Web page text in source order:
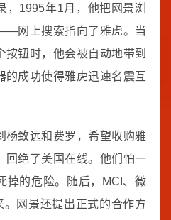
，1995年1月，他把网景浏
网上搜索指向了雅虎。当
按钮时，他会被自动地带到
的成功使得雅虎迅速名震互
致远和费罗，希望收购雅
回绝了美国在线。他们怕一
掉的危险。随后，MCI、微
网景还提出正式的合作方